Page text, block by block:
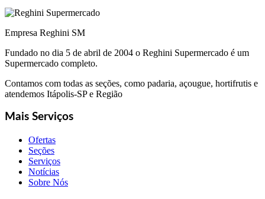
Empresa Reghini SM
Fundado no dia 5 de abril de 2004 o Reghini Supermercado é um
Supermercado completo.
Contamos com todas as seções, como padaria, açougue, hortifrutis e
atendemos Itápolis-SP e Região
Mais Serviços
Ofertas
Seções
Serviços
Notícias
Sobre Nós